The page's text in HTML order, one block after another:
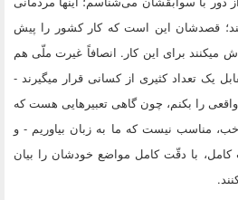
قصدشان این است که کار کشور را پیش
میکنند براى این کار. انصافاً غیرت ملّى هم
یک تعداد کثیرى از کسانى قرار میگیرند -
واقعى را بکنم، چون گاهى تعبیرهایى هست که
خب، مناسب نیست که ما به زبان بیاوریم - و
کامل، با دقّت کامل مواضع خودشان را بیان